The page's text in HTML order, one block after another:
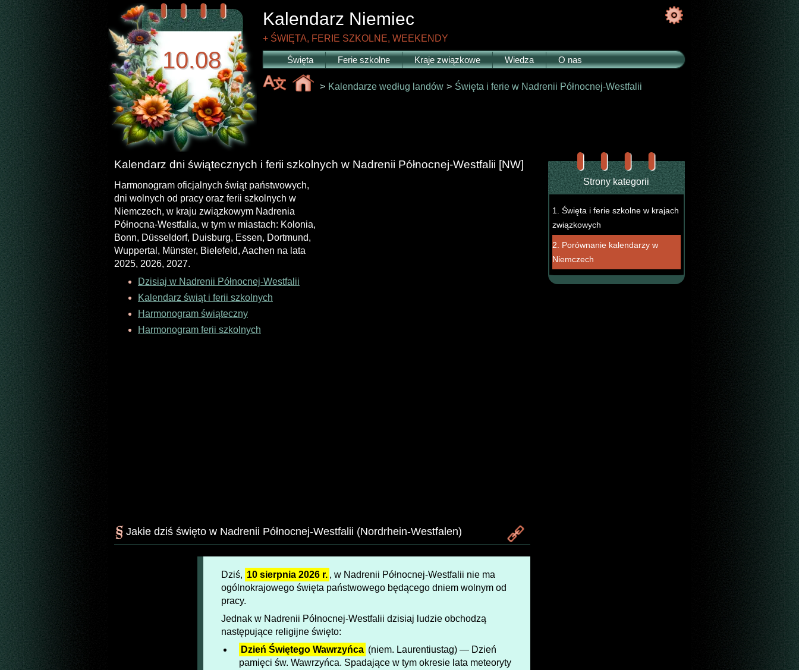
Kalendarz Niemiec
10.08
+ ŚWIĘTA, FERIE SZKOLNE, WEEKENDY
Święta Ferie szkolne Kraje związkowe Wiedza O nas
> Kalendarze według landów > Święta i ferie w Nadrenii Północnej-Westfalii
Kalendarz dni świątecznych i ferii szkolnych w Nadrenii Północnej-Westfalii [NW]
Harmonogram oficjalnych świąt państwowych,
dni wolnych od pracy oraz ferii szkolnych w
Niemczech, w kraju związkowym Nadrenia
Północna-Westfalia, w tym w miastach: Kolonia,
Bonn, Düsseldorf, Duisburg, Essen, Dortmund,
Wuppertal, Münster, Bielefeld, Aachen na lata
2025, 2026, 2027.
Dzisiaj w Nadrenii Północnej-Westfalii
Kalendarz świąt i ferii szkolnych
Harmonogram świąteczny
Harmonogram ferii szkolnych
Jakie dziś święto w Nadrenii Północnej-Westfalii (Nordrhein-Westfalen)
Dziś, 10 sierpnia 2026 r. , w Nadrenii Północnej-Westfalii nie ma
ogólnokrajowego święta państwowego będącego dniem wolnym od
pracy.
Jednak w Nadrenii Północnej-Westfalii dzisiaj ludzie obchodzą
następujące religijne święto:
Dzień Świętego Wawrzyńca (niem. Laurentiustag) — Dzień
pamięci św. Wawrzyńca. Spadające w tym okresie lata meteoryty
Strony kategorii
1. Święta i ferie szkolne w krajach
związkowych
2. Porównanie kalendarzy w
Niemczech